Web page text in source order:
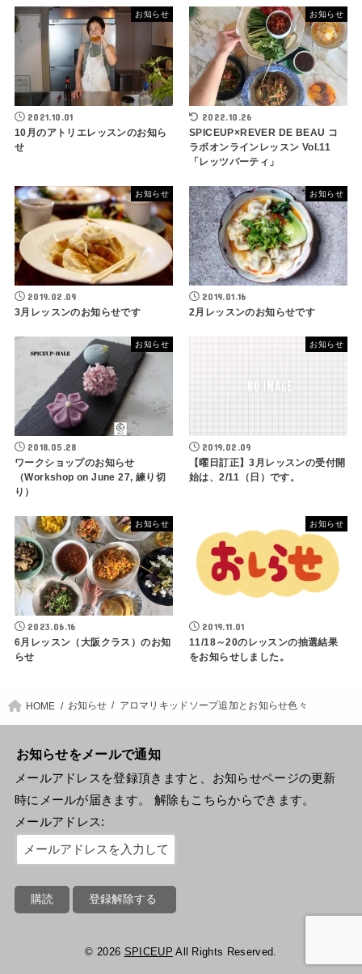
お知らせ
2021.10.01
10月のアトリエレッスンのお知ら
せ
お知らせ
2022.10.26
SPICEUP×REVER DE BEAU コ
ラボオンラインレッスン Vol.11
「レッツパーティ」
お知らせ
2019.02.09
3月レッスンのお知らせです
お知らせ
2019.01.16
2月レッスンのお知らせです
お知らせ
2018.05.28
ワークショップのお知らせ
（Workshop on June 27, 練り切
り）
お知らせ
2019.02.09
【曜日訂正】3月レッスンの受付開
始は、2/11（日）です。
お知らせ
2023.06.16
6月レッスン（大阪クラス）のお知
らせ
お知らせ
2019.11.01
11/18～20のレッスンの抽選結果
をお知らせしました。
HOME お知らせ アロマリキッドソープ追加とお知らせ色々
お知らせをメールで通知
メールアドレスを登録頂きますと、お知らせページの更新
時にメールが届きます。 解除もこちらからできます。
メールアドレス:
© 2026 SPICEUP All Rights Reserved.